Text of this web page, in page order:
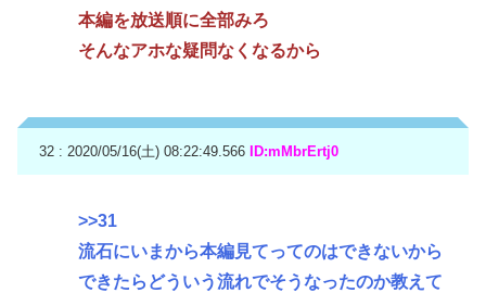
本編を放送順に全部みろ
そんなアホな疑問なくなるから
32 : 2020/05/16(土) 08:22:49.566 ID:mMbrErtj0
>>31
流石にいまから本編見てってのはできないから
できたらどういう流れでそうなったのか教えて